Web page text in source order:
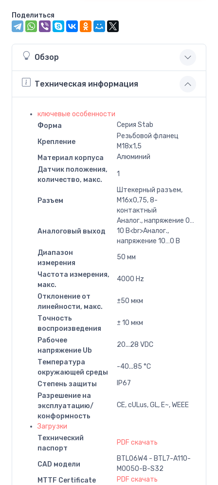
Поделиться
Обзор
Техническая информация
ключевые особенности
Форма
Серия Stab
Крепление
Резьбовой фланец
M18x1,5
Материал корпуса
Алюминий
Датчик положения,
количество, макс.
1
Разъем
Штекерный разъем,
M16x0,75, 8-
контактный
Аналоговый выход
Аналог., напряжение 0…
10 В<br>Аналог.,
напряжение 10…0 В
Диапазон
измерения
50 мм
Частота измерения,
макс.
4000 Hz
Отклонение от
линейности, макс.
±50 мкм
Точность
воспроизведения
± 10 мкм
Рабочее
напряжение Ub
20...28 VDC
Температура
окружающей среды
-40...85 °C
Степень защиты
IP67
Разрешение на
эксплуатацию/
конформность
CE, cULus, GL, E~, WEEE
Загрузки
Технический
паспорт
PDF скачать
CAD модели
BTL06W4 - BTL7-A110-
M0050-B-S32
MTTF Certificate
PDF скачать